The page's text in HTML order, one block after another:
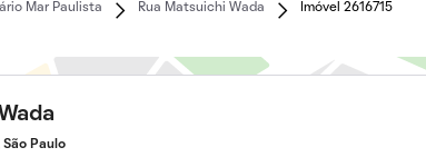
Mar Paulista Rua Matsuichi Wada Imóvel 2616715
Paulo